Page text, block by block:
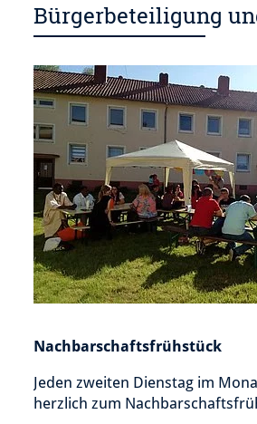
Bürgerbeteiligung
Nachbarschaftsfrühstück
Jeden zweiten Dienstag im
herzlich zum